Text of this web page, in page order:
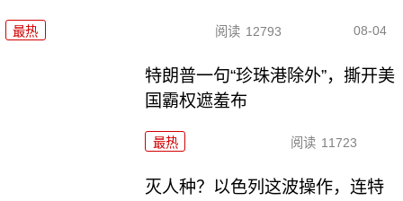
最热 阅读 12793 08-04
特朗普一句“珍珠港除外”，撕开美
国霸权遮羞布
最热 阅读 11723
灭人种？以色列这波操作，连特